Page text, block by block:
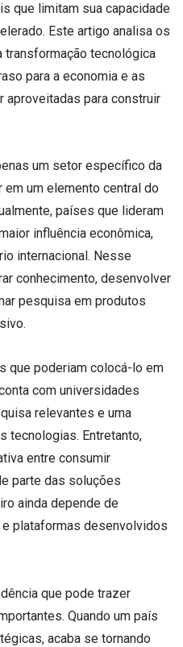
que limitam sua capacidade
Este artigo analisa os
tecnológica
para a economia e as
aproveitadas para construir
um setor específico da
um elemento central do
países que lideram
influência econômica,
internacional. Nesse
conhecimento, desenvolver
pesquisa em produtos
que poderiam colocá-lo em
com universidades
relevantes e uma
tecnologias. Entretanto,
entre consumir
parte das soluções
ainda depende de
plataformas desenvolvidos
que pode trazer
Quando um país
acaba se tornando